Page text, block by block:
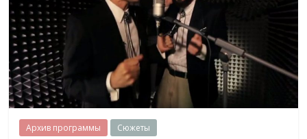
Архив программы Сюжеты